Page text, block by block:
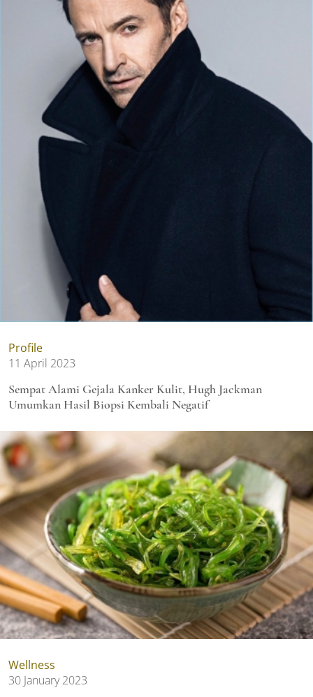
Profile
11 April 2023
Sempat Alami Gejala Kanker Kulit, Hugh Jackman
Umumkan Hasil Biopsi Kembali Negatif
Wellness
30 January 2023